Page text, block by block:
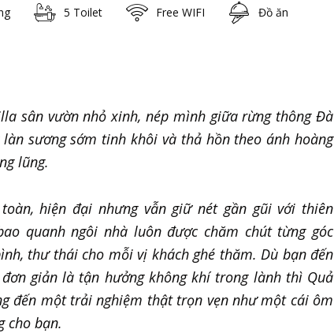
5 Toilet Free WIFI
Đồ ăn
sân vườn nhỏ xinh, nép mình giữa rừng thông Đà
sương sớm tinh khôi và thả hồn theo ánh hoàng
lũng.
hiện đại nhưng vẫn giữ nét gần gũi với thiên
quanh ngôi nhà luôn được chăm chút từng góc
thư thái cho mỗi vị khách ghé thăm. Dù bạn đến
giản là tận hưởng không khí trong lành thì Quả
đến một trải nghiệm thật trọn vẹn như một cái ôm
cho bạn.